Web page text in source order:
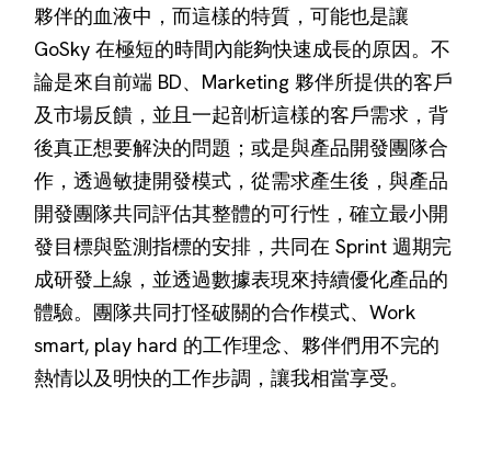
夥伴的血液中，而這樣的特質，可能也是讓
GoSky 在極短的時間內能夠快速成長的原因。不
論是來自前端 BD、Marketing 夥伴所提供的客戶
及市場反饋，並且一起剖析這樣的客戶需求，背
後真正想要解決的問題；或是與產品開發團隊合
作，透過敏捷開發模式，從需求產生後，與產品
開發團隊共同評估其整體的可行性，確立最小開
發目標與監測指標的安排，共同在 Sprint 週期完
成研發上線，並透過數據表現來持續優化產品的
體驗。團隊共同打怪破關的合作模式、Work
smart, play hard 的工作理念、夥伴們用不完的
熱情以及明快的工作步調，讓我相當享受。